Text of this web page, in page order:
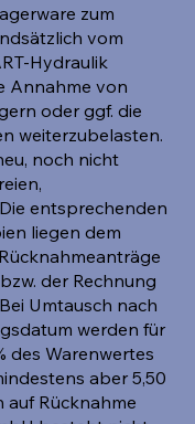
zum
vom
Hydraulik
Annahme von
oder ggf. die
weiterzubelasten.
noch nicht
entsprechenden
liegen dem
der Rechnung
Umtausch nach
werden für
des Warenwertes
aber 5,50
auf Rücknahme